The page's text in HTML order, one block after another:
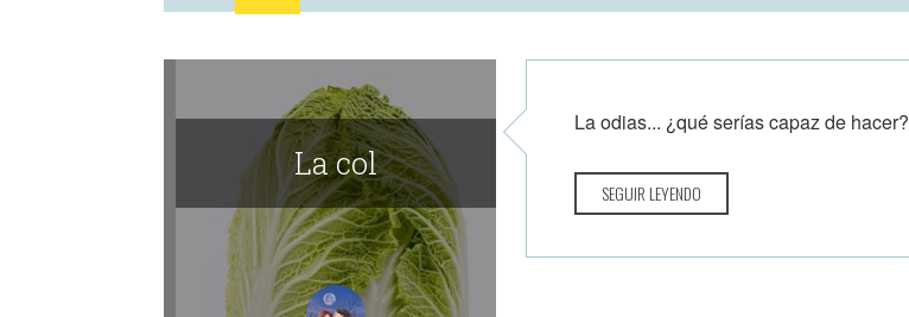
La col
La odias... ¿qué serías capaz de hacer?
SEGUIR LEYENDO